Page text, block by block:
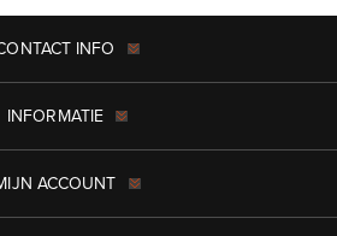
INFO
INFORMATIE
ACCOUNT